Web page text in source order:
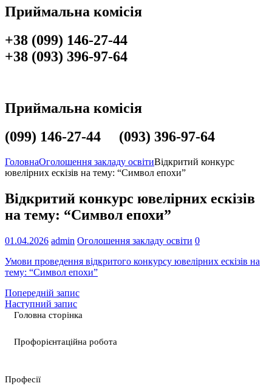
Приймальна комісія
+38 (099) 146-27-44
+38 (093) 396-97-64
Приймальна комісія
(099) 146-27-44 (093) 396-97-64
ГоловнаОголошення закладу освітиВідкритий конкурс
ювелірних ескізів на тему: “Символ епохи”
Відкритий конкурс ювелірних ескізів
на тему: “Символ епохи”
01.04.2026 admin Оголошення закладу освіти 0
Умови проведення відкритого конкурсу ювелірних ескізів на
тему: “Символ епохи”
Попередній запис
Наступний запис
Головна сторінка
Профорієнтаційна робота
Професії